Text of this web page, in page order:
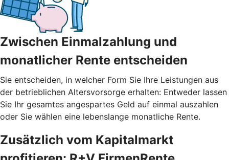
Zwischen Einmalzahlung und
monatlicher Rente entscheiden
Sie entscheiden, in welcher Form Sie Ihre Leistungen aus
der betrieblichen Altersvorsorge erhalten: Entweder lassen
Sie Ihr gesamtes angespartes Geld auf einmal auszahlen
oder Sie wählen eine lebenslange monatliche Rente.
Zusätzlich vom Kapitalmarkt